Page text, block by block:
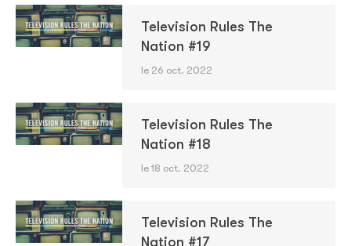
Television Rules The
Nation #19
le 26 oct. 2022
Television Rules The
Nation #18
le 18 oct. 2022
Television Rules The
Nation #17